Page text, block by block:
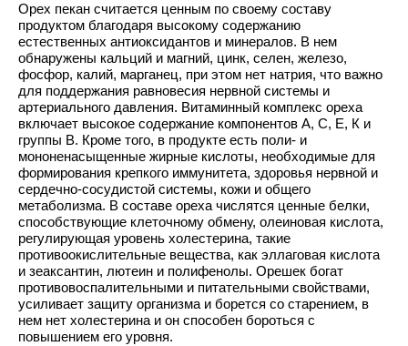
Орех пекан считается ценным по своему составу
продуктом благодаря высокому содержанию
естественных антиоксидантов и минералов. В нем
обнаружены кальций и магний, цинк, селен, железо,
фосфор, калий, марганец, при этом нет натрия, что важно
для поддержания равновесия нервной системы и
артериального давления. Витаминный комплекс ореха
включает высокое содержание компонентов А, С, Е, К и
группы В. Кроме того, в продукте есть поли- и
мононенасыщенные жирные кислоты, необходимые для
формирования крепкого иммунитета, здоровья нервной и
сердечно-сосудистой системы, кожи и общего
метаболизма. В составе ореха числятся ценные белки,
способствующие клеточному обмену, олеиновая кислота,
регулирующая уровень холестерина, такие
противоокислительные вещества, как эллаговая кислота
и зеаксантин, лютеин и полифенолы. Орешек богат
противовоспалительными и питательными свойствами,
усиливает защиту организма и борется со старением, в
нем нет холестерина и он способен бороться с
повышением его уровня.